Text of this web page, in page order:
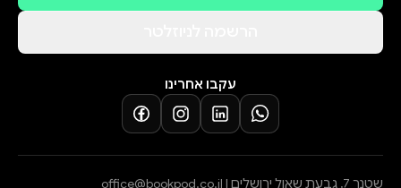
עקבו אחרינו
שטנר 7, גבעת שאול ירושלים | office@bookpod.co.il